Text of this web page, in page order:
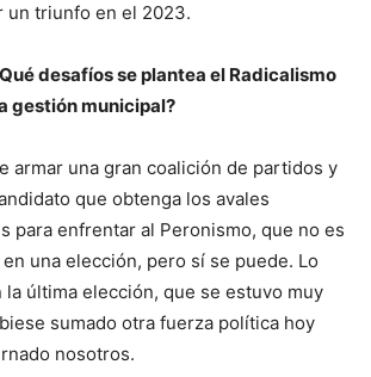
un triunfo en el 2023.
Qué desafíos se plantea el Radicalismo
gestión municipal?
armar una gran coalición de partidos y
que obtenga los avales
para enfrentar al Peronismo, que no es
una elección, pero sí se puede. Lo
la última elección, que se estuvo muy
sumado otra fuerza política hoy
nosotros.